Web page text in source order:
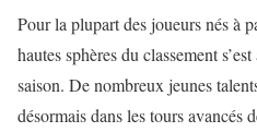
Pour la plupart des joueurs nés à
hautes sphères du classement
saison. De nombreux jeunes
désormais dans les tours avancés